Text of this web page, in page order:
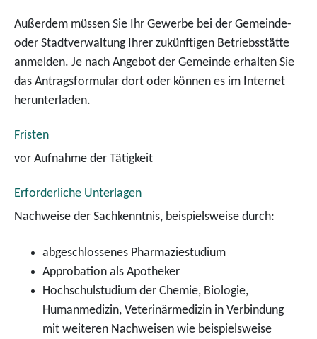
Außerdem müssen Sie Ihr Gewerbe bei der Gemeinde-
oder Stadtverwaltung Ihrer zukünftigen Betriebsstätte
anmelden. Je nach Angebot der Gemeinde erhalten Sie
das Antragsformular dort oder können es im Internet
herunterladen.
Fristen
vor Aufnahme der Tätigkeit
Erforderliche Unterlagen
Nachweise der Sachkenntnis, beispielsweise durch:
abgeschlossenes Pharmaziestudium
Approbation als Apotheker
Hochschulstudium der Chemie, Biologie,
Humanmedizin, Veterinärmedizin in Verbindung
mit weiteren Nachweisen wie beispielsweise